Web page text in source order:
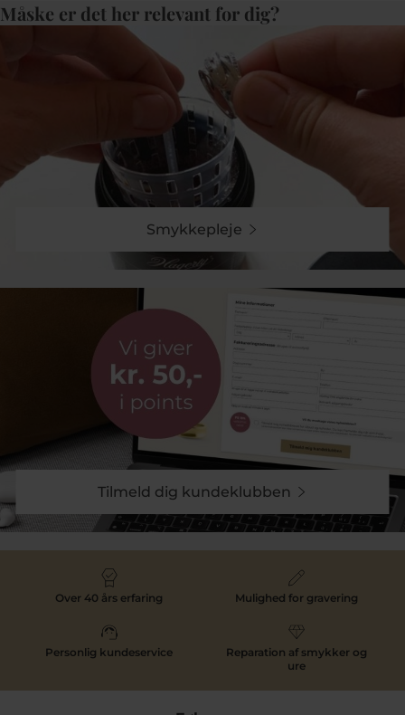
Fars Dag gaver 2025
Når det kommer til at finde den ideelle gave til
vigtigste mand i dit liv, har vi hos Pind J. Design
samlet et udvalg af elegante og maskuline smykker
og ure, der vil få din far til at føle sig særligt værdsat.
Uanset om din far foretrækker et klassisk eller
moderne look, har vi noget, der passer til enhver
smag.
Stilsikre ure
Et ur til armen er altid en populær gaveidé. Hos os
finder du ure fra nerkendte mærker som Seiko, Certina
og Tommy Hilfiger. Disse ure kombinerer tidsløs
elegance med moderne design, hvilket gør dem til
den perfekte gsve til en far, der værdsætter god stil
med et pift af kvalitet.
Klassiske herreringe
For en klassisk og tidsløs gave, kan du overveje en
herrering i sølv eller guld. Vi laver vores egne ringe på
vores eget værksted, som er designet med et
maskulint udtryk, der passer perfekt til den moderne
mand. Er det noget, som kunne være interessant, så
Hvis din far følger med de nyeste trends, vil han elske
et armbånd fra Mads Z, nemlig "Black Sun"
kollektionen. Disse armbånd er inspireret af livsstilen
ved Danmarks Vestkyst og tilføjer et moderne og råt
touch til enhver stil.
Håndlavede smykker
Måske er det her relevant for dig?
Smykkepleje
Tilmeld dig kundeklubben
Over 40 års erfaring Mulighed for gravering
Personlig kundeservice
Reparation af smykker og
ure